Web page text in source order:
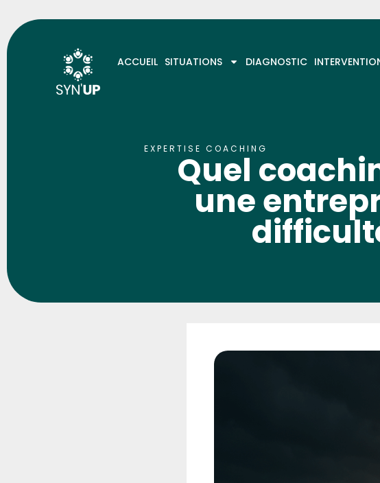
ACCUEIL SITUATIONS DIAGNOSTIC
EXPERTISE COACHING
Quel
une